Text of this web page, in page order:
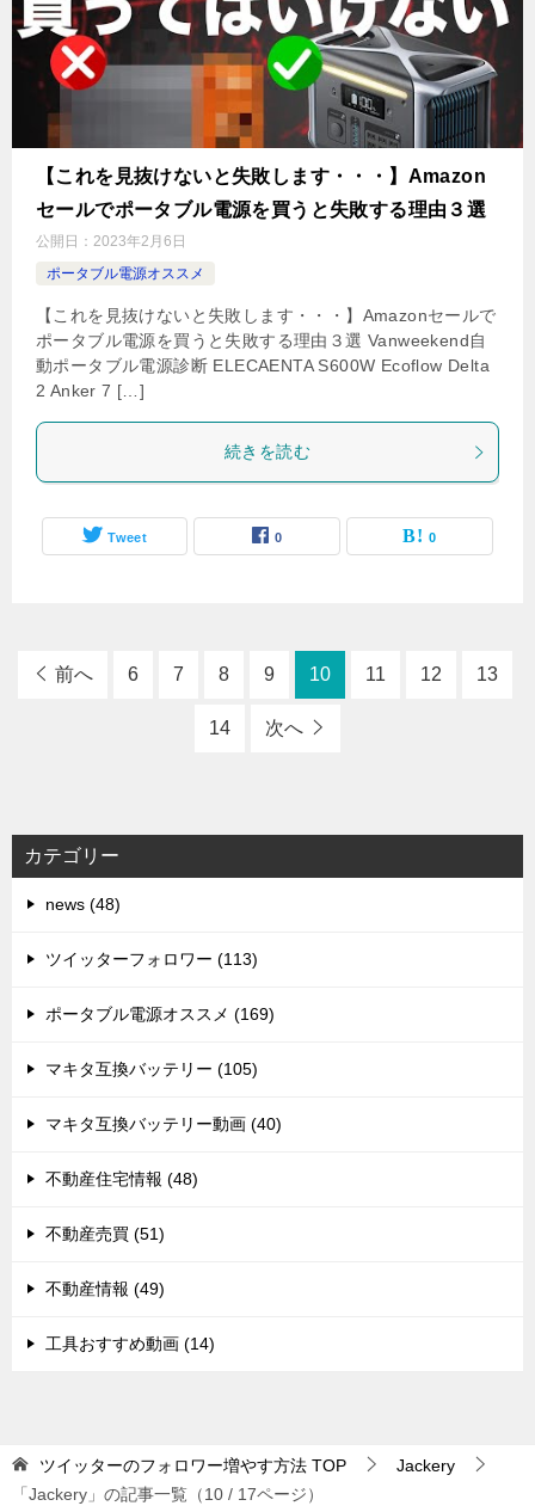
【これを見抜けないと失敗します・・・】Amazon
セールでポータブル電源を買うと失敗する理由３選
公開日： 2023年2月6日
ポータブル電源オススメ
【これを見抜けないと失敗します・・・】Amazonセールで
ポータブル電源を買うと失敗する理由３選 Vanweekend自
動ポータブル電源診断 ELECAENTA S600W Ecoflow Delta
2 Anker 7 […]
続きを読む
Tweet 0 0
前へ 6 7 8 9 10 11 12 13
14 次へ
カテゴリー
news (48)
ツイッターフォロワー (113)
ポータブル電源オススメ (169)
マキタ互換バッテリー (105)
マキタ互換バッテリー動画 (40)
不動産住宅情報 (48)
不動産売買 (51)
不動産情報 (49)
工具おすすめ動画 (14)
ツイッターのフォロワー増やす方法 TOP
Jackery
「Jackery」の記事一覧（10 / 17ページ）